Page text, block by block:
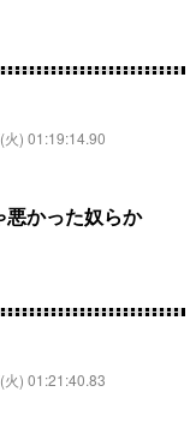
) 01:19:14.90
かった奴らか
) 01:21:40.83